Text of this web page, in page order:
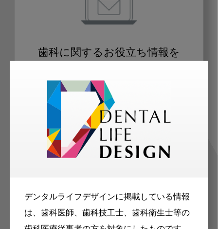
デンタルライフデザインに掲載している情報
は、歯科医師、歯科技工士、歯科衛生士等の
歯科に関するお役立ち情報を
ご登録いただいた職種（歯科医師、歯
科衛生士、歯科技工士）に合わせた内
容のメールマガジンをお届けします。